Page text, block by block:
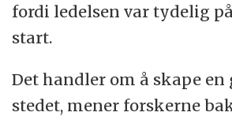
fordi ledelsen var tydelig
start.
Det handler om å skape
stedet, mener forskerne